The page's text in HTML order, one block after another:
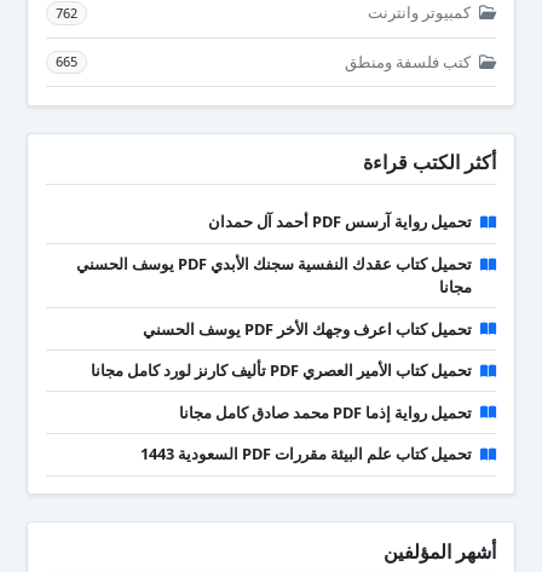
كمبيوتر وانترنت 762
كتب فلسفة ومنطق 665
أكثر الكتب قراءة
تحميل رواية آرسس PDF أحمد آل حمدان
تحميل كتاب عقدك النفسية سجنك الأبدي PDF يوسف الحسني
مجانا
تحميل كتاب اعرف وجهك الأخر PDF يوسف الحسني
تحميل كتاب الأمير العصري PDF تأليف كارنز لورد كامل مجانا
تحميل رواية إذما PDF محمد صادق كامل مجانا
تحميل كتاب علم البيئة مقررات PDF السعودية 1443
أشهر المؤلفين